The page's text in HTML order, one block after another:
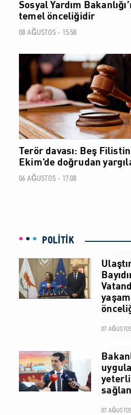
Sosyal Yardım
temel önceliğidir
08 AĞUSTOS - 15:58
Terör davası: Beş
Ekim'de doğrudan
06 AĞUSTOS - 17:08
POLİTİK
07
07